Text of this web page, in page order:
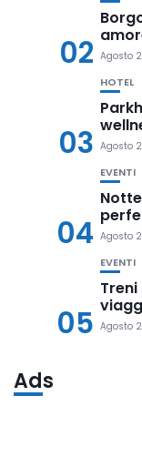
02 Agosto
03
HOTEL
Agosto
04
EVENTI
Agosto
05
EVENTI
Agosto
Ads